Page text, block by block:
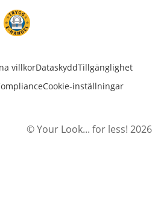
öppnas i nytt fönster
villkorDataskyddTillgänglighet
Cookie-inställningar
© Your Look... for less! 2026